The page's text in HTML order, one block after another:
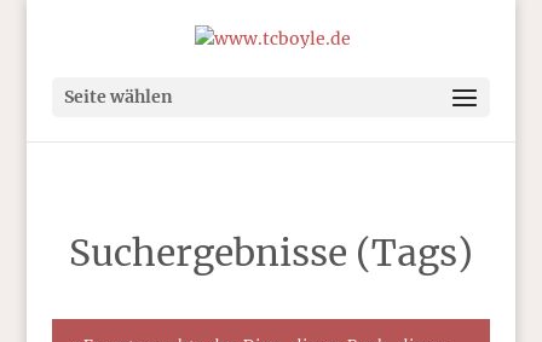
Seite wählen
Suchergebnisse (Tags)